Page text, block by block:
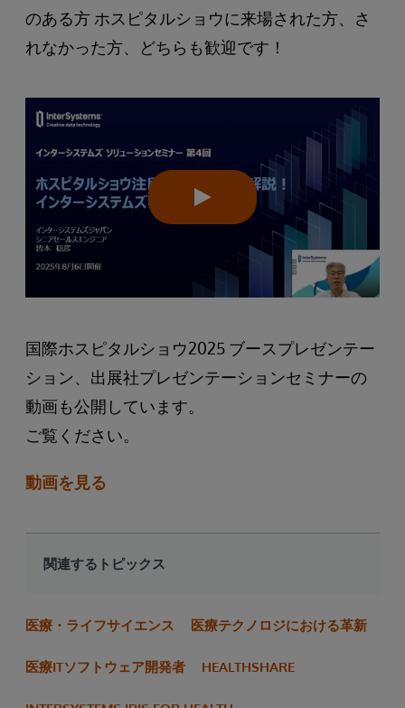
のある方 ホスピタルショウに来場された方、さ
れなかった方、どちらも歓迎です！
国際ホスピタルショウ2025 ブースプレゼンテー
ション、出展社プレゼンテーションセミナーの
動画も公開しています。
ご覧ください。
動画を見る
関連するトピックス
医療・ライフサイエンス 医療テクノロジにおける革新
医療ITソフトウェア開発者 HEALTHSHARE